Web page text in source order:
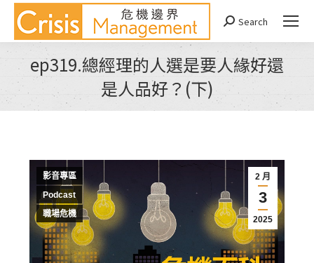
Search:
Search
ep319.總經理的人選是要人緣好還
是人品好？(下)
You are here:
2 月
3
2025
影音專區
Podcast
職場危機